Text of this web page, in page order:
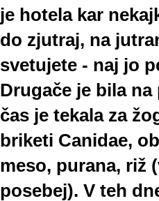
je hotela kar
do zjutraj, na
svetujete - naj jo
Drugače je bila
čas je tekala za
briketi Canidae,
meso, purana, riž
posebej). V teh